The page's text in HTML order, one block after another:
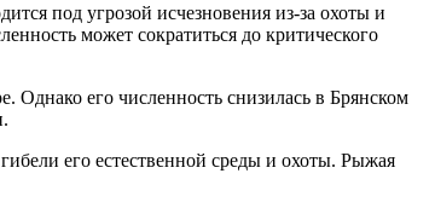
под угрозой исчезновения из-за охоты и
может сократиться до критического
его численность снизилась в Брянском
его естественной среды и охоты. Рыжая